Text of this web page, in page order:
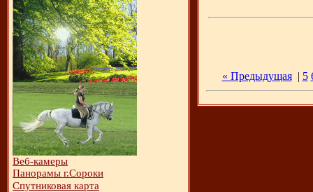
Веб-камеры
Панорамы г.Сороки
Спутниковая карта
« Предыдущая| 5